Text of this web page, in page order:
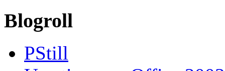
Blogroll
PStill